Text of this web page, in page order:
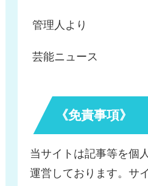
管理人より
芸能ニュース
《免責事項》
当サイトは記事等を個
運営しております。サ